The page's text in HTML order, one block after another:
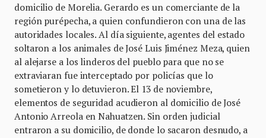
domicilio de Morelia. Gerardo es un comerciante de la
región purépecha, a quien confundieron con una de las
autoridades locales. Al día siguiente, agentes del estado
soltaron a los animales de José Luis Jiménez Meza, quien
al alejarse a los linderos del pueblo para que no se
extraviaran fue interceptado por policías que lo
sometieron y lo detuvieron. El 13 de noviembre,
elementos de seguridad acudieron al domicilio de José
Antonio Arreola en Nahuatzen. Sin orden judicial
entraron a su domicilio, de donde lo sacaron desnudo, a